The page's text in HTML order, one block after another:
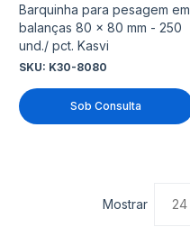
Barquinha para pesagem em
balanças 80 x 80 mm - 250
und./ pct. Kasvi
SKU: K30-8080
Sob Consulta
Mostrar